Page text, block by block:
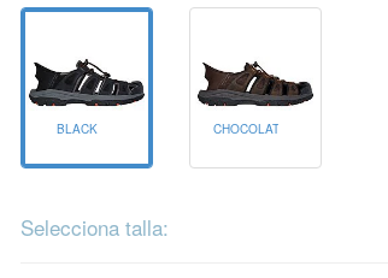
BLACK CHOCOLATE
Selecciona talla: